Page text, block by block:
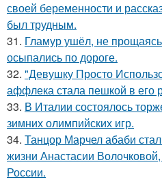
своей беременности и
был трудным.
31. Гламур ушёл, не прощаясь
осыпались по дороге.
32. "Девушку Просто
аффлека стала пешкой в его
33. В Италии состоялось
зимних олимпийских игр.
34. Танцор Марчел абаби
жизни Анастасии
России.